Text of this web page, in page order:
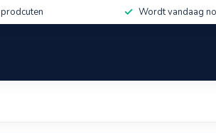
prodcuten Wordt vandaag